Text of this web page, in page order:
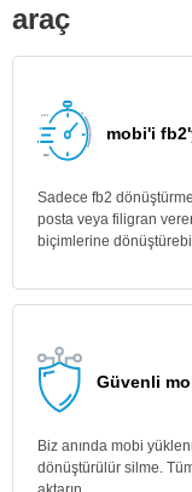
araç
mobi'i
Sadece fb2
posta veya filigran
biçimlerine
Güvenli
Biz anında mobi
dönüştürülür silme.